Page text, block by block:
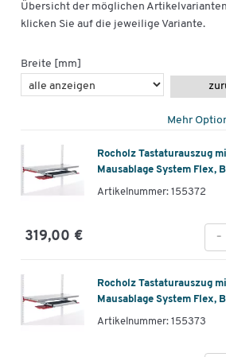
Übersicht der möglichen
klicken Sie auf die jeweilige Variante.
Breite [mm]
Mehr
Rocholz Tastaturauszug
Mausablage System Flex,
Artikelnummer: 155372
319,00 € -
Rocholz Tastaturauszug
Mausablage System Flex,
Artikelnummer: 155373